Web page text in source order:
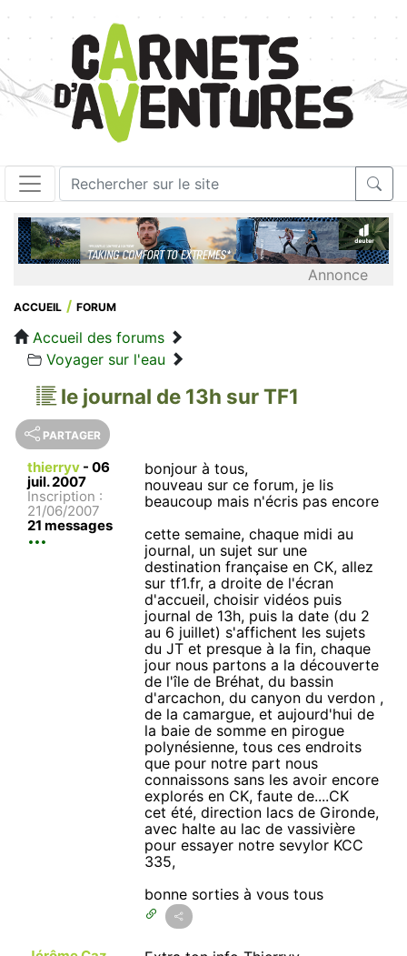
Annonce
ACCUEIL FORUM
Accueil des forums
Voyager sur l'eau
le journal de 13h sur TF1
PARTAGER
thierryv - 06
juil. 2007
Inscription :
21/06/2007
21 messages
bonjour à tous,
nouveau sur ce forum, je lis
beaucoup mais n'écris pas encore
cette semaine, chaque midi au
journal, un sujet sur une
destination française en CK, allez
sur tf1.fr, a droite de l'écran
d'accueil, choisir vidéos puis
journal de 13h, puis la date (du 2
au 6 juillet) s'affichent les sujets
du JT et presque à la fin, chaque
jour nous partons a la découverte
de l'île de Bréhat, du bassin
d'arcachon, du canyon du verdon ,
de la camargue, et aujourd'hui de
la baie de somme en pirogue
polynésienne, tous ces endroits
que pour notre part nous
connaissons sans les avoir encore
explorés en CK, faute de....CK
cet été, direction lacs de Gironde,
avec halte au lac de vassivière
pour essayer notre sevylor KCC
335,
bonne sorties à vous tous